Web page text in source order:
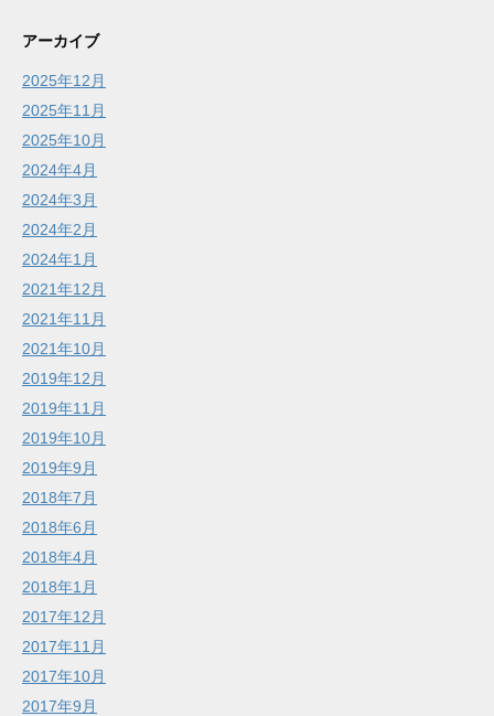
アーカイブ
2025年12月
2025年11月
2025年10月
2024年4月
2024年3月
2024年2月
2024年1月
2021年12月
2021年11月
2021年10月
2019年12月
2019年11月
2019年10月
2019年9月
2018年7月
2018年6月
2018年4月
2018年1月
2017年12月
2017年11月
2017年10月
2017年9月